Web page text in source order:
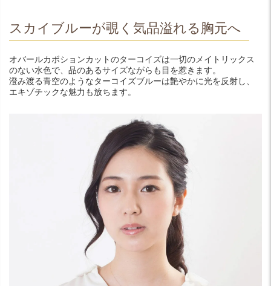
スカイブルーが覗く気品溢れる胸元へ
オバールカボションカットのターコイズは一切のメイトリックス
のない水色で、品のあるサイズながらも目を惹きます。
澄み渡る青空のようなターコイズブルーは艶やかに光を反射し、
エキゾチックな魅力も放ちます。